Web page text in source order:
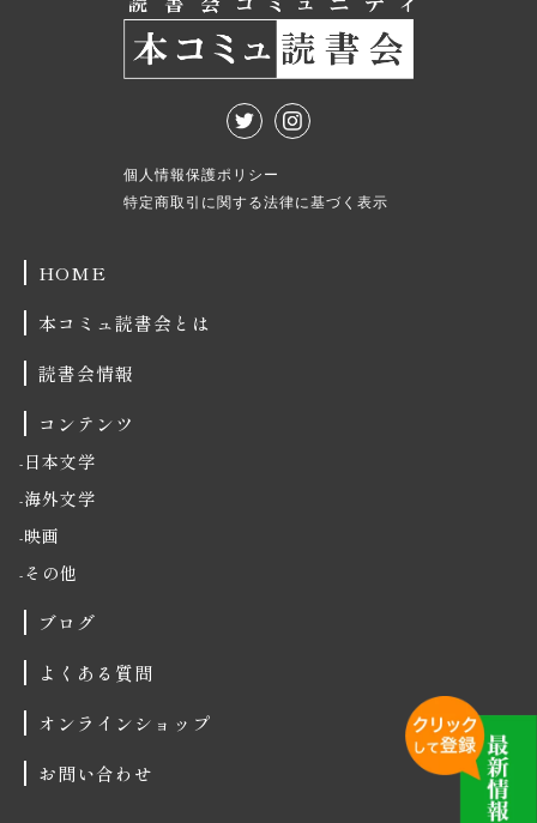
個人情報保護ポリシー
特定商取引に関する法律に基づく表示
HOME
本コミュ読書会とは
読書会情報
コンテンツ
日本文学
海外文学
映画
その他
ブログ
よくある質問
オンラインショップ
お問い合わせ